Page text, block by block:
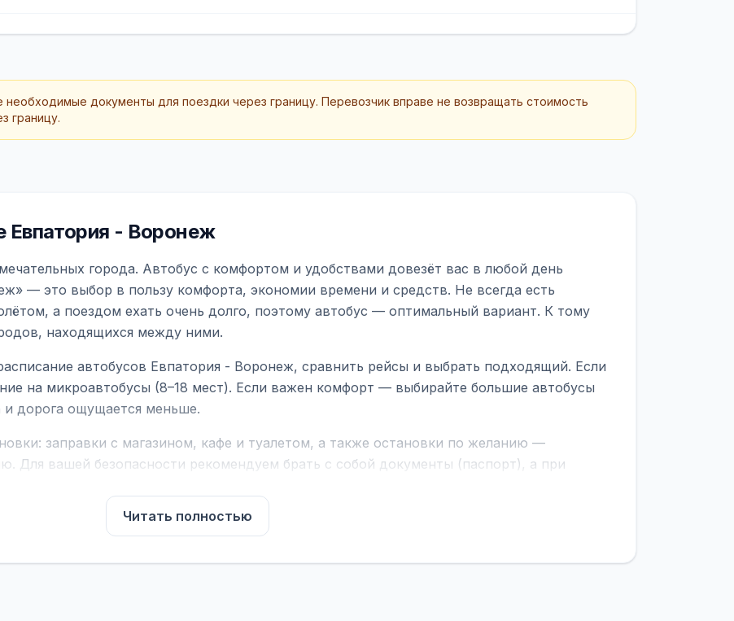
документы для поездки через границу. Перевозчик вправе не возвращать стоимость
границу.
- Воронеж
города. Автобус с комфортом и удобствами довезёт вас в любой день
— это выбор в пользу комфорта, экономии времени и средств. Не всегда есть
а поездом ехать очень долго, поэтому автобус — оптимальный вариант. К тому
находящихся между ними.
автобусов Евпатория - Воронеж, сравнить рейсы и выбрать подходящий. Если
на микроавтобусы (8–18 мест). Если важен комфорт — выбирайте большие автобусы
и дорога ощущается меньше.
заправки с магазином, кафе и туалетом, а также остановки по желанию —
Для вашей безопасности рекомендуем брать с собой документы (паспорт), а при
комфортной поездки: регулировка сидений, кондиционер, отопление, зарядка
автобусах работают стюарды. У нас
печатать билет заранее не нужно.
посадки, время и место прибытия, время в пути и цену. Кнопка «Детали рейса»
Читать полностью